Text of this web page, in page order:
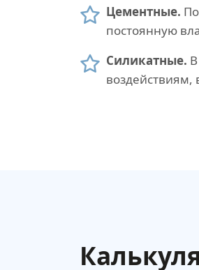
Цементные.
постоянную
Силикатные.
воздействиям,